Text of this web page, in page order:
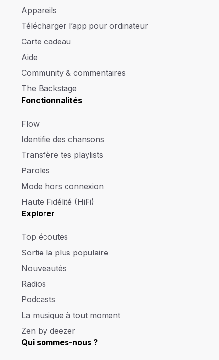
Appareils
Télécharger l’app pour ordinateur
Carte cadeau
Aide
Community & commentaires
The Backstage
Fonctionnalités
Flow
Identifie des chansons
Transfère tes playlists
Paroles
Mode hors connexion
Haute Fidélité (HiFi)
Explorer
Top écoutes
Sortie la plus populaire
Nouveautés
Radios
Podcasts
La musique à tout moment
Zen by deezer
Qui sommes-nous ?